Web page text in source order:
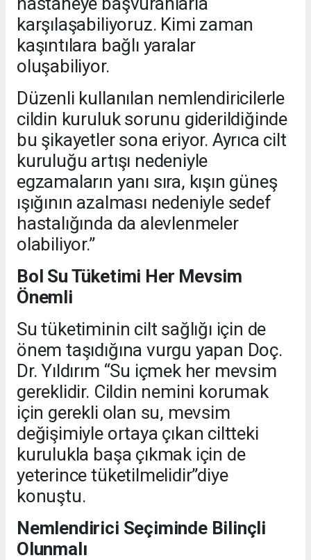
karşılaşabiliyoruz. Kimi zaman
kaşıntılara bağlı yaralar
oluşabiliyor.
Düzenli kullanılan nemlendiricilerle
cildin kuruluk sorunu giderildiğinde
bu şikayetler sona eriyor. Ayrıca cilt
kuruluğu artışı nedeniyle
egzamaların yanı sıra, kışın güneş
ışığının azalması nedeniyle sedef
hastalığında da alevlenmeler
olabiliyor.”
Bol Su Tüketimi Her Mevsim
Önemli
Su tüketiminin cilt sağlığı için de
önem taşıdığına vurgu yapan Doç.
Dr. Yıldırım “Su içmek her mevsim
gereklidir. Cildin nemini korumak
için gerekli olan su, mevsim
değişimiyle ortaya çıkan ciltteki
kurulukla başa çıkmak için de
yeterince tüketilmelidir”diye
konuştu.
Nemlendirici Seçiminde Bilinçli
Olunmalı